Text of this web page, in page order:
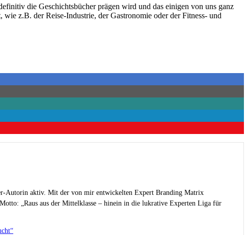
die Geschichtsbücher prägen wird und das einigen von uns ganz
z.B. der Reise-Industrie, der Gastronomie oder der Fitness- und
Autorin aktiv. Mit der von mir entwickelten Expert Branding Matrix
„Raus aus der Mittelklasse – hinein in die lukrative Experten Liga für